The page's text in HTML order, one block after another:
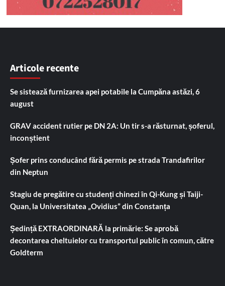
Articole recente
Se sistează furnizarea apei potabile la Cumpăna astăzi, 6
august
GRAV accident rutier pe DN 2A: Un tir s-a răsturnat, șoferul,
inconștient
Șofer prins conducând fără permis pe strada Trandafirilor
din Neptun
Stagiu de pregătire cu studenți chinezi în Qi-Kung și Taiji-
Quan, la Universitatea „Ovidius” din Constanța
Ședință EXTRAORDINARĂ la primărie: Se aprobă
decontarea cheltuielor cu transportul public în comun, către
Goldterm